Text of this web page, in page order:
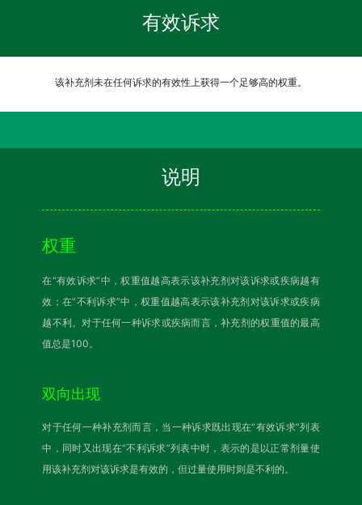
有效诉求
该补充剂未在任何诉求的有效性上获得一个足够高的权重。
说明
权重
在“有效诉求”中，权重值越高表示该补充剂对该诉求或疾病越有
效；在“不利诉求”中，权重值越高表示该补充剂对该诉求或疾病
越不利。对于任何一种诉求或疾病而言，补充剂的权重值的最高
值总是100。
双向出现
对于任何一种补充剂而言，当一种诉求既出现在“有效诉求”列表
中，同时又出现在“不利诉求”列表中时，表示的是以正常剂量使
用该补充剂对该诉求是有效的，但过量使用时则是不利的。